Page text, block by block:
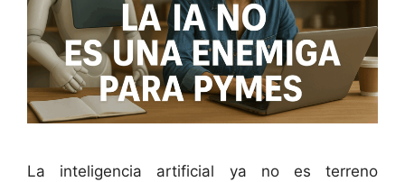
La inteligencia artificial ya no es terreno